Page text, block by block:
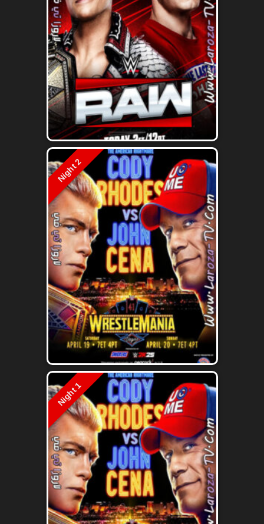
Night 2
Night 1